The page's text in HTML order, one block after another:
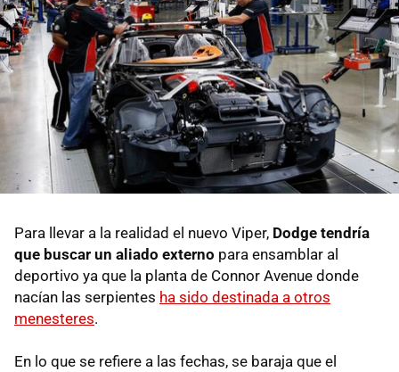
Para llevar a la realidad el nuevo Viper, Dodge tendría
que buscar un aliado externo para ensamblar al
deportivo ya que la planta de Connor Avenue donde
nacían las serpientes ha sido destinada a otros
menesteres.
En lo que se refiere a las fechas, se baraja que el